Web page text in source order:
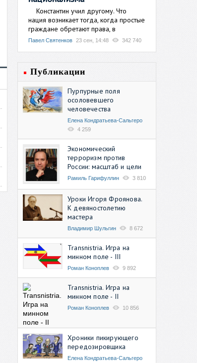
Константин учил другому. Что
нация возникает тогда, когда простые
граждане обретают права, в
Павел Святенков 23 сен, 14:48 342 740
Публикации
Пурпурные поля
осоловевшего
человечества
Елена Кондратьева-Сальгеро
4 259
Экономический
терроризм против
России: масштаб и цели
Рамиль Гарифуллин 3 810
Уроки Игоря Фроянова.
К девяностолетию
мастера
Владимир Шульгин 8 672
Transnistria. Игра на
минном поле - III
Роман Коноплев 9 892
Transnistria. Игра на
минном поле - II
Роман Коноплев 10 856
Хроники пикирующего
передозировщика
Елена Кондратьева-Сальгеро